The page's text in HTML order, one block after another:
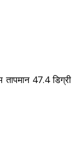
47.4 डिग्री